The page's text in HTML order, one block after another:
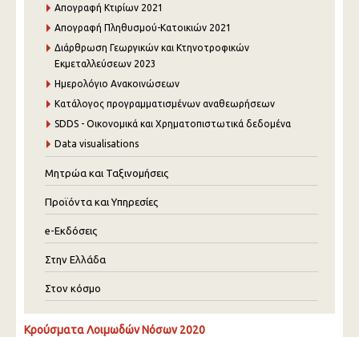
Απογραφή Κτιρίων 2021
Απογραφή Πληθυσμού-Κατοικιών 2021
Διάρθρωση Γεωργικών και Κτηνοτροφικών
Εκμεταλλεύσεων 2023
Ημερολόγιο Ανακοινώσεων
Κατάλογος προγραμματισμένων αναθεωρήσεων
SDDS - Οικονομικά και Χρηματοπιστωτικά δεδομένα
Data visualisations
Μητρώα και Ταξινομήσεις
Προϊόντα και Υπηρεσίες
e-Εκδόσεις
Στην Ελλάδα
Στον κόσμο
Κρούσματα Λοιμωδών Νόσων 2020